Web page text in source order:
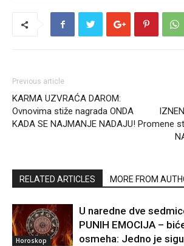
Previous article
KARMA UZVRAĆA DAROM:
Ovnovima stiže nagrada ONDA
KADA SE NAJMANJE NADAJU! Promene
RELATED ARTICLES MORE FROM
Horoskop
U naredne dve
PUNIH EMOCIJA –
osmeha: Jedno je